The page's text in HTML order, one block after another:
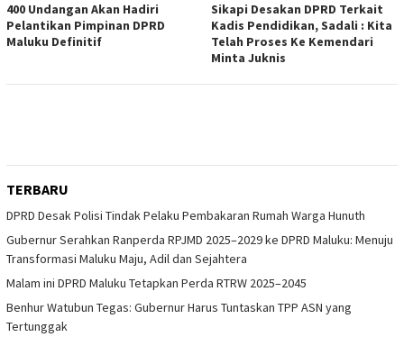
400 Undangan Akan Hadiri
Pelantikan Pimpinan DPRD
Maluku Definitif
Sikapi Desakan DPRD Terkait
Kadis Pendidikan, Sadali : Kita
Telah Proses Ke Kemendari
Minta Juknis
TERBARU
DPRD Desak Polisi Tindak Pelaku Pembakaran Rumah Warga Hunuth
Gubernur Serahkan Ranperda RPJMD 2025–2029 ke DPRD Maluku: Menuju
Transformasi Maluku Maju, Adil dan Sejahtera
Malam ini DPRD Maluku Tetapkan Perda RTRW 2025–2045
Benhur Watubun Tegas: Gubernur Harus Tuntaskan TPP ASN yang
Tertunggak